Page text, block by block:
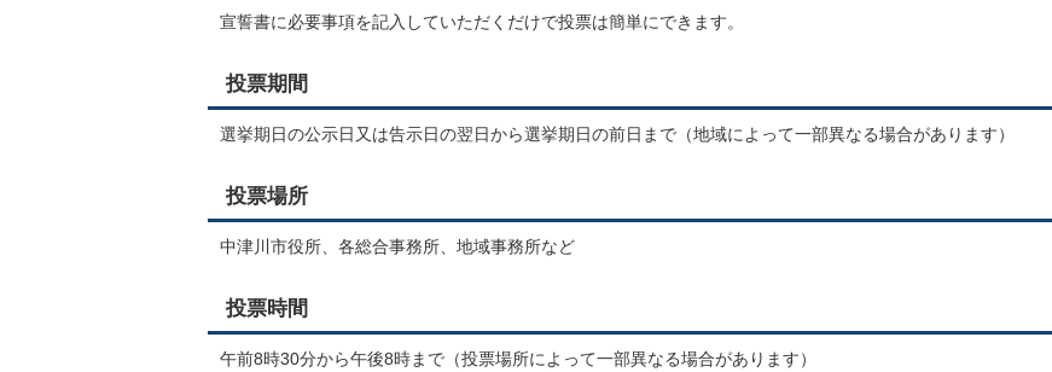
宣誓書に必要事項を記入していただくだけで投票は簡単にできます。
投票期間
選挙期日の公示日又は告示日の翌日から選挙期日の前日まで（地域によって一部異なる場合があります）
投票場所
中津川市役所、各総合事務所、地域事務所など
投票時間
午前8時30分から午後8時まで（投票場所によって一部異なる場合があります）